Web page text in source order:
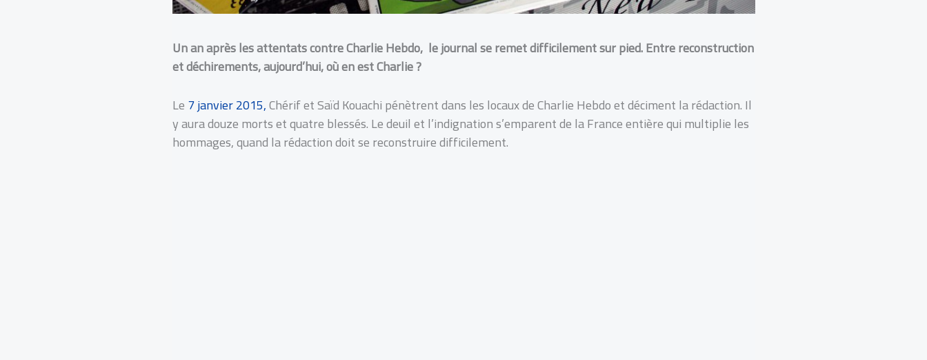
Un an après les attentats contre Charlie Hebdo, le journal se remet difficilement sur pied. Entre reconstruction
et déchirements, aujourd’hui, où en est Charlie ?
Le7 janvier 2015,Chérif et Saïd Kouachi pénètrent dans les locaux de Charlie Hebdo et déciment la rédaction. Il
y aura douze morts et quatre blessés. Le deuil et l’indignation s’emparent de la France entière qui multiplie les
hommages, quand la rédaction doit se reconstruire difficilement.